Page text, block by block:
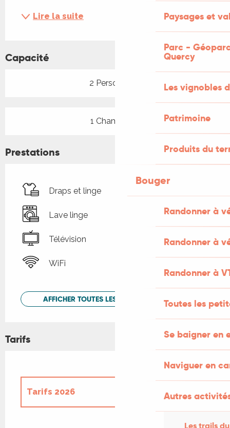
Paysages et
Parc -
Quercy
Les vignobles
Patrimoine
Produits du
Bouger
Randonner à
Randonner à
Randonner à
Toutes les
Se baigner en
Naviguer en
Autres
Les trails
Lire la suite
Capacité
2 Personne(s)
1 Chambre(s)
Prestations
Draps et linge
Lave linge
Télévision
WiFi
AFFICHER TOUTES LES PRESTATIONS
Tarifs
Tarifs 2026